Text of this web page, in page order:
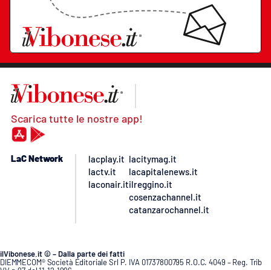
Scarica tutte le nostre app!
LaC Network
lacplay.it
lactv.it
laconair.it
lacitymag.it
lacapitalenews.it
ilreggino.it
cosenzachannel.it
catanzarochannel.it
ilVibonese.it © – Dalla parte dei fatti
DIEMMECOM® Società Editoriale Srl P. IVA 01737800795 R.O.C. 4049 – Reg. Trib